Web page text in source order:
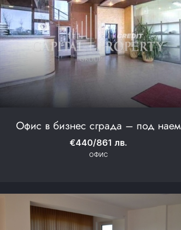
Офис в бизнес сграда – под наем
€440/861 лв.
ОФИС